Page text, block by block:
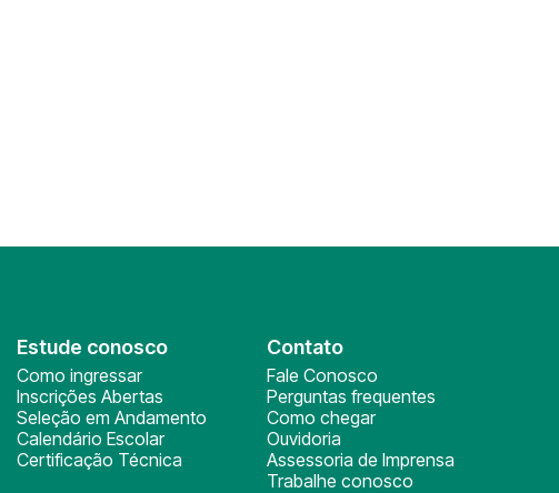
Estude conosco
Como ingressar
Inscrições Abertas
Seleção em Andamento
Calendário Escolar
Certificação Técnica
Contato
Fale Conosco
Perguntas frequentes
Como chegar
Ouvidoria
Assessoria de Imprensa
Trabalhe conosco